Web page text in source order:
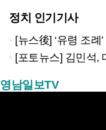
정치 인기기사
[뉴스後] ‘유령 조
[포토뉴스] 김민석,
영남일보TV